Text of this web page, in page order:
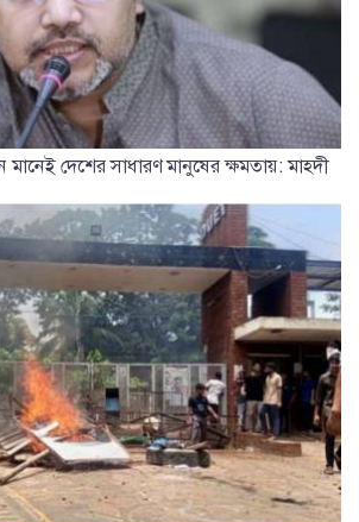
দেশের সাধারণ মানুষের ক্ষমতায়: মাহদী